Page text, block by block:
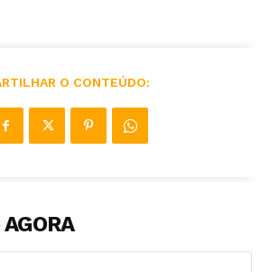
O CONTEÚDO: